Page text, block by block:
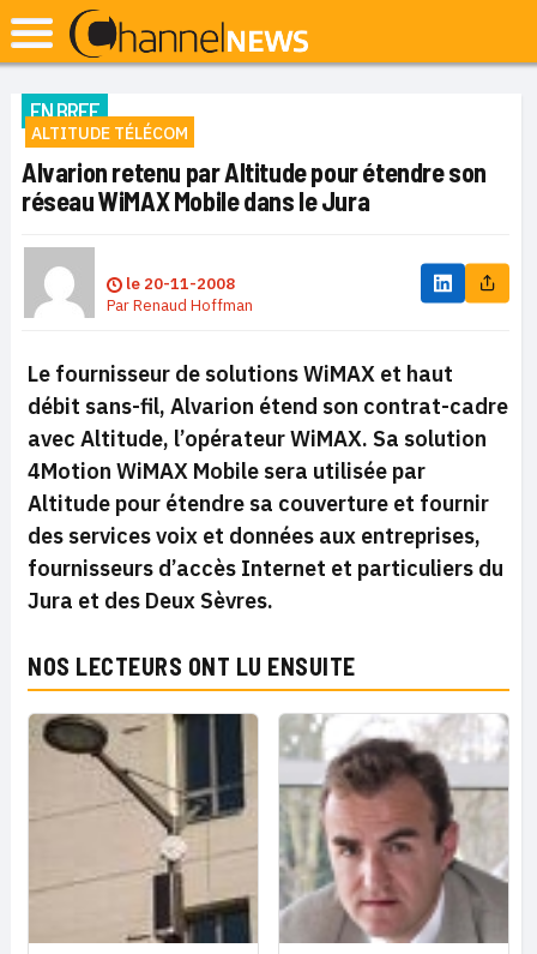
EN BREF
ALTITUDE TÉLÉCOM
Alvarion retenu par Altitude pour étendre son
réseau WiMAX Mobile dans le Jura
le 20-11-2008
ParRenaud Hoffman
Le fournisseur de solutions WiMAX et haut
débit sans-fil, Alvarion étend son contrat-cadre
avec Altitude, l’opérateur WiMAX. Sa solution
4Motion WiMAX Mobile sera utilisée par
Altitude pour étendre sa couverture et fournir
des services voix et données aux entreprises,
fournisseurs d’accès Internet et particuliers du
Jura et des Deux Sèvres.
NOS LECTEURS ONT LU ENSUITE